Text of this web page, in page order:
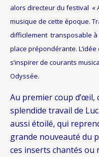
alors directeur du festival «
musique de cette époque.
difficilement transposable
place prépondérante.
s’inspirer de courants
Odyssée.
Au premier coup d’œil,
splendide travail de
aussi étoilé, qui
grande nouveauté du
ces inserts chantés ou